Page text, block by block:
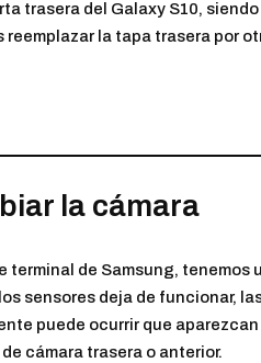
trasera del Galaxy S10,
reemplazar la tapa trasera por
la cámara
terminal de Samsung,
sensores deja de funcionar,
puede ocurrir que
cámara trasera o anterior.